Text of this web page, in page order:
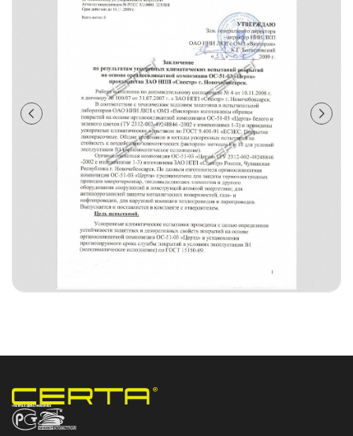
НПП «СПЕКТР» ЗАВОД ЛАКОКРАСОЧНЫХ МАТЕРИАЛОВ